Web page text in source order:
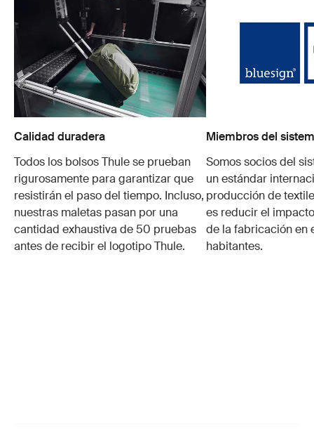
Calidad duradera
Todos los bolsos Thule se prueban
rigurosamente para garantizar que
resistirán el paso del tiempo. Incluso,
nuestras maletas pasan por una
cantidad exhaustiva de 50 pruebas
antes de recibir el logotipo Thule.
Miembros del
Somos socios del
un estándar
producción de
es reducir el
de la fabricación en
habitantes.